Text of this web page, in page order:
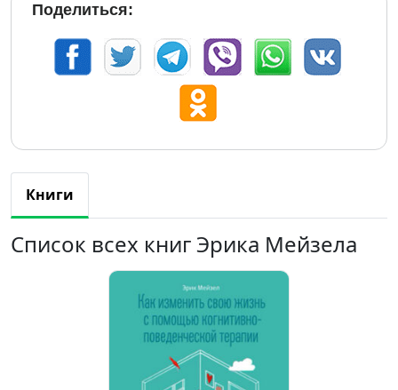
Поделиться:
Книги
Список всех книг Эрика Мейзела